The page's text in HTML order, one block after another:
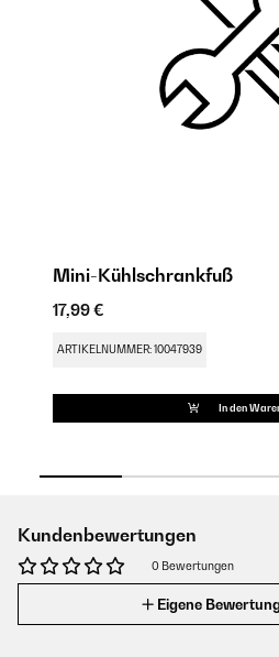
Mini-Kühlschrankfuß
17,99 €
ARTIKELNUMMER: 10047939
In den
Kundenbewertungen
0 Bewertungen
Eigene